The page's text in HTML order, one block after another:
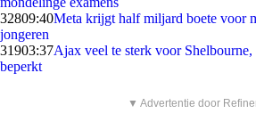
32809:40Meta krijgt half miljard boete voor
jongeren
31903:37Ajax veel te sterk voor Shelbourne,
beperkt
▼ Advertentie door